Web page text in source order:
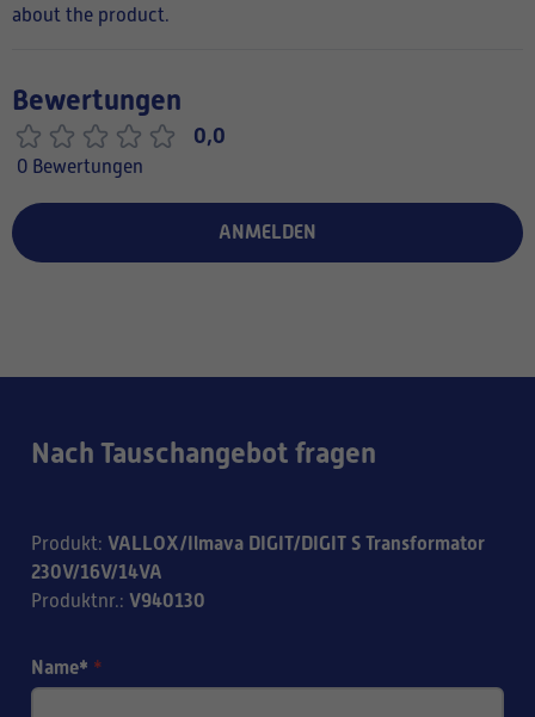
about the product.
Bewertungen
0,0
0 Bewertungen
ANMELDEN
Nach Tauschangebot fragen
Produkt: VALLOX/Ilmava DIGIT/DIGIT S Transformator
230V/16V/14VA
Produktnr.: V940130
Name* *